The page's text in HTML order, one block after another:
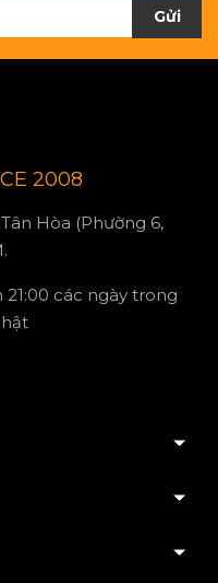
Gửi
2008
Hòa (Phường 6,
21:00 các ngày trong